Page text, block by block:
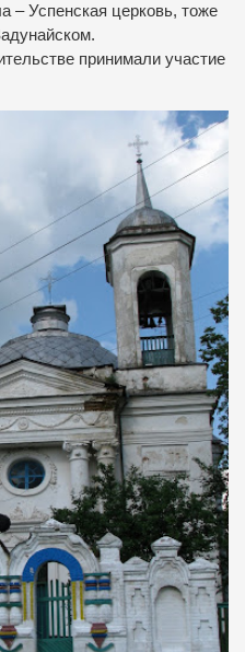
– Успенская церковь, тоже
принимали участие